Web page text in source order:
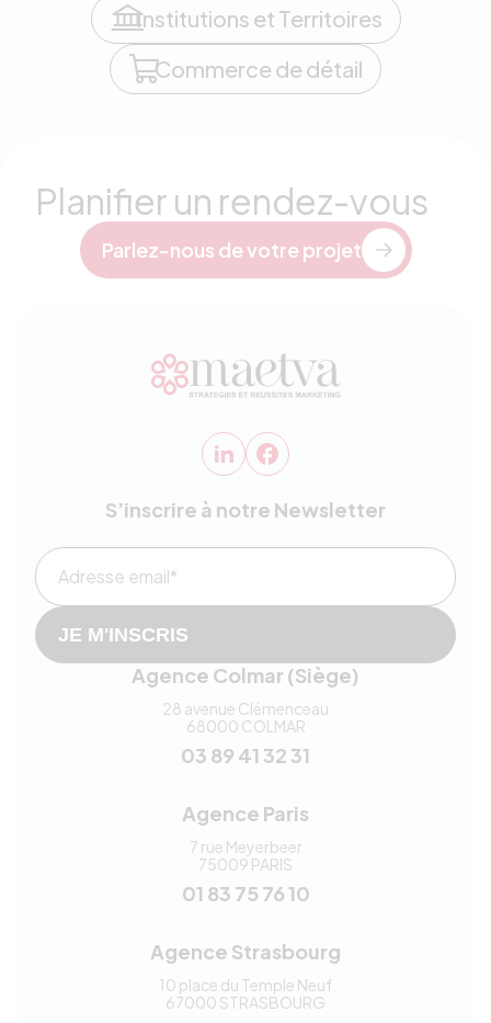
Institutions et Territoires
Commerce de détail
Planifier un rendez-vous
Parlez-nous de votre projet
S’inscrire à notre Newsletter
Adresse email*
JE M'INSCRIS
Agence Colmar (Siège)
28 avenue Clémenceau
68000 COLMAR
03 89 41 32 31
Agence Paris
7 rue Meyerbeer
75009 PARIS
01 83 75 76 10
Agence Strasbourg
10 place du Temple Neuf
67000 STRASBOURG